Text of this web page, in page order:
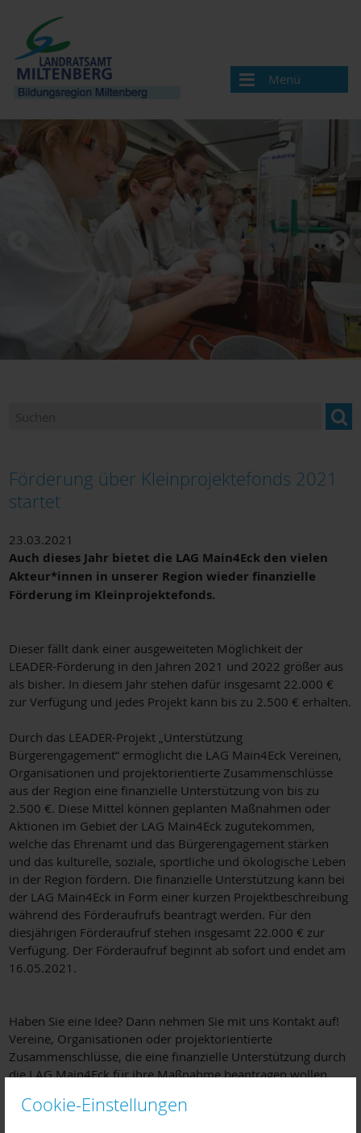
Cookie-Einstellungen
Menü
Bildungsregion
Aktuelles
Veranstaltungen / Termine
Veranstaltung melden
Bildungsregionen in Bayern
Angebote & Projekte
Bildungsangebote und Einrichtungen
Bildungsmonitoring
Förderung über Kleinprojektefonds 2021
startet
23.03.2021
Auch dieses Jahr bietet die LAG Main4Eck den vielen
Akteur*innen in unserer Region wieder finanzielle
Förderung im Kleinprojektefonds.
Dieser fällt dank einer ausgeweiteten Möglichkeit der
LEADER-Förderung in den Jahren 2021 und 2022 größer aus
als bisher. In diesem Jahr stehen dafür insgesamt 22.000 €
zur Verfügung und jedes Projekt kann bis zu 2.500 € erhalten.
Durch das LEADER-Projekt „Unterstützung
Bürgerengagement“ ermöglicht die LAG Main4Eck Vereinen,
Organisationen und projektorientierte Zusammenschlüsse
aus der Region eine finanzielle Unterstützung von bis zu
2.500 €. Diese Mittel können geplanten Maßnahmen oder
Aktionen im Gebiet der LAG Main4Eck zugutekommen,
welche das Ehrenamt und das Bürgerengagement stärken
und das kulturelle, soziale, sportliche und ökologische Leben
in der Region fördern. Die finanzielle Unterstützung kann bei
der LAG Main4Eck in Form einer kurzen Projektbeschreibung
während des Förderaufrufs beantragt werden. Für den
diesjährigen Förderaufruf stehen insgesamt 22.000 € zur
Verfügung. Der Förderaufruf beginnt ab sofort und endet am
16.05.2021.
Haben Sie eine Idee? Dann nehmen Sie mit uns Kontakt auf!
Vereine, Organisationen oder projektorientierte
Zusammenschlüsse, die eine finanzielle Unterstützung durch
die LAG Main4Eck für ihre Maßnahme beantragen wollen,
mit kurzer Darstellung der geplanten Maßnahme. Das dafür